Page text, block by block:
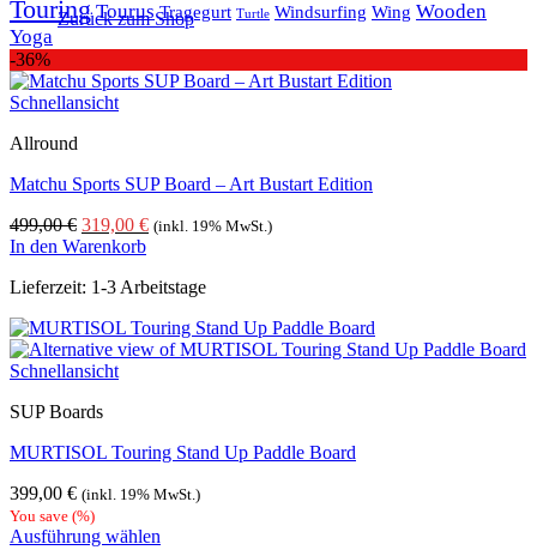
Zurück zum Shop
Touring Tourus Tragegurt Turtle Windsurfing Wing Wooden
Yoga
-36%
Schnellansicht
Allround
Matchu Sports SUP Board – Art Bustart Edition
499,00€ Ursprünglicher
Preis
499,00 €
319,00 €Aktueller
319,00 €.
(inkl. 19% MwSt.)
In den Warenkorb
Lieferzeit: 1-3 Arbeitstage
Schnellansicht
SUP Boards
MURTISOL Touring Stand Up Paddle Board
399,00 € (inkl. 19% MwSt.)
You save (%)
Ausführung wählen